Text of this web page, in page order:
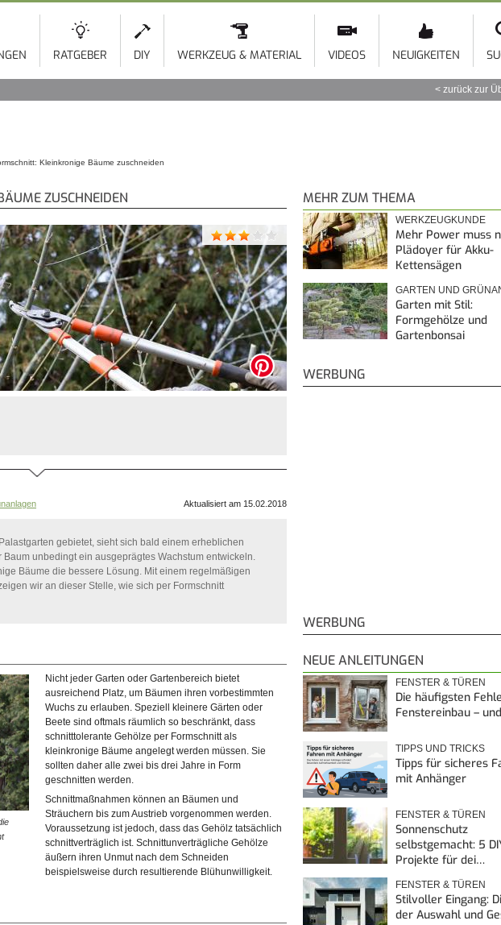
RATGEBER DIY WERKZEUG & MATERIAL VIDEOS NEUIGKEITEN
zurück zur
Kleinkronige Bäume zuschneiden
ZUSCHNEIDEN
Aktualisiert am 15.02.2018
gebietet, sieht sich bald einem erheblichen
unbedingt ein ausgeprägtes Wachstum entwickeln.
Bäume die bessere Lösung. Mit einem regelmäßigen
wir an dieser Stelle, wie sich per Formschnitt
Nicht jeder Garten oder Gartenbereich bietet
ausreichend Platz, um Bäumen ihren vorbestimmten
Wuchs zu erlauben. Speziell kleinere Gärten oder
Beete sind oftmals räumlich so beschränkt, dass
schnitttolerante Gehölze per Formschnitt als
kleinkronige Bäume angelegt werden müssen. Sie
sollten daher alle zwei bis drei Jahre in Form
geschnitten werden.
Schnittmaßnahmen können an Bäumen und
Sträuchern bis zum Austrieb vorgenommen werden.
Voraussetzung ist jedoch, dass das Gehölz tatsächlich
schnittverträglich ist. Schnittunverträgliche Gehölze
äußern ihren Unmut nach dem Schneiden
beispielsweise durch resultierende Blühunwilligkeit.
MEHR ZUM THEMA
WERKZEUGKUNDE
Mehr Power muss
Plädoyer für Akku-
Kettensägen
GARTEN UND
Garten mit Stil:
Formgehölze und
Gartenbonsai
WERBUNG
WERBUNG
NEUE ANLEITUNGEN
FENSTER & TÜREN
Die häufigsten
Fenstereinbau –
TIPPS UND TRICKS
Tipps für sicheres
mit Anhänger
FENSTER & TÜREN
Sonnenschutz
selbstgemacht: 5
Projekte für dei…
FENSTER & TÜREN
Stilvoller Eingang:
der Auswahl und